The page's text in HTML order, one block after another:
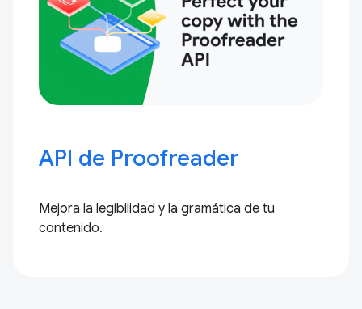
API de Proofreader
Mejora la legibilidad y la gramática de tu
contenido.